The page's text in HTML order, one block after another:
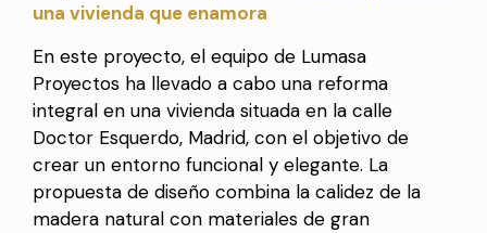
una vivienda que enamora
En este proyecto, el equipo de Lumasa
Proyectos ha llevado a cabo una reforma
integral en una vivienda situada en la calle
Doctor Esquerdo, Madrid, con el objetivo de
crear un entorno funcional y elegante. La
propuesta de diseño combina la calidez de la
madera natural con materiales de gran